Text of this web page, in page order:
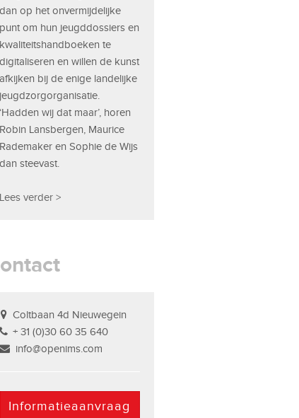
dan op het onvermijdelijke
punt om hun jeugddossiers en
kwaliteitshandboeken te
digitaliseren en willen de kunst
afkijken bij de enige landelijke
jeugdzorgorganisatie.
‘Hadden wij dat maar’, horen
Robin Lansbergen, Maurice
Rademaker en Sophie de Wijs
dan steevast.
Lees verder >
Coltbaan 4d Nieuwegein
+ 31 (0)30 60 35 640
info@openims.com
Informatieaanvraag